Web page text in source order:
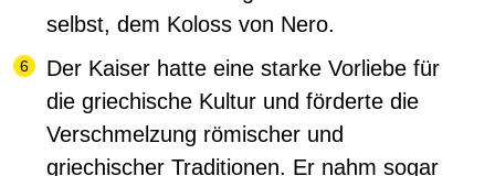
selbst, dem Koloss von Nero.
Der Kaiser hatte eine starke Vorliebe für
die griechische Kultur und förderte die
Verschmelzung römischer und
griechischer Traditionen. Er nahm sogar